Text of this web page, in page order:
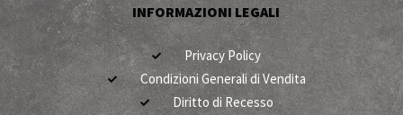
INFORMAZIONI LEGALI
Privacy Policy
Condizioni Generali di Vendita
Diritto di Recesso